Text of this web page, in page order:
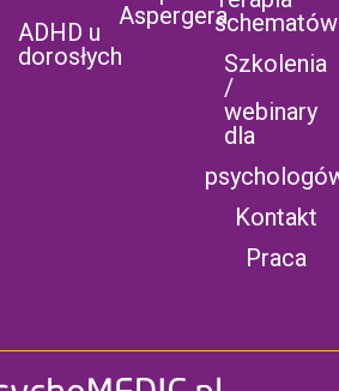
ADHD u
dorosłych
Aspergeraschematów
Szkolenia
/
webinary
dla
Kontakt
Praca